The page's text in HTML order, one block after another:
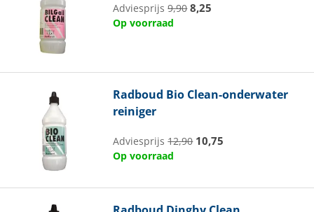
Adviesprijs9,90 8,25
Op voorraad
Radboud Bio Clean-onderwater
reiniger
Adviesprijs12,90 10,75
Op voorraad